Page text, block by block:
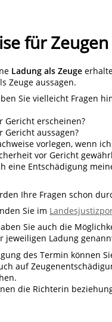
für Zeugen
Ladung als Zeuge
Zeuge aussagen.
Sie vielleicht Fragen
Gericht erscheinen?
Gericht aussagen?
vorlegen, wenn
vor Gericht
eine Entschädigung
Ihre Fragen schon
Sie im
Sie auch die
jeweiligen Ladung
des Termin können
auf
die Richterin